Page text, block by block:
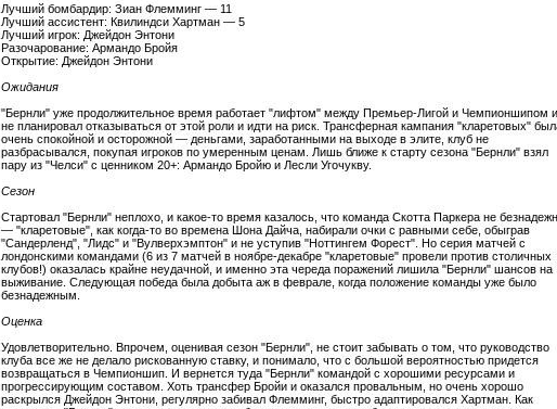
Лучший бомбардир: Зиан Флемминг — 11
Лучший ассистент: Квилиндси Хартман — 5
Лучший игрок: Джейдон Энтони
Разочарование: Армандо Бройя
Открытие: Джейдон Энтони
Ожидания
"Бернли" уже продолжительное время работает "лифтом" между Премьер-Лигой и Чемпионшипом и
не планировал отказываться от этой роли и идти на риск. Трансферная кампания "кларетовых"
очень спокойной и осторожной — деньгами, заработанными на выходе в элите, клуб не
разбрасывался, покупая игроков по умеренным ценам. Лишь ближе к старту сезона "Бернли" взял
пару из "Челси" с ценником 20+: Армандо Бройю и Лесли Угочукву.
Сезон
Стартовал "Бернли" неплохо, и какое-то время казалось, что команда Скотта Паркера не
— "кларетовые", как когда-то во времена Шона Дайча, набирали очки с равными себе, обыграв
"Сандерленд", "Лидс" и "Вулверхэмптон" и не уступив "Ноттингем Форест". Но серия матчей с
лондонскими командами (6 из 7 матчей в ноябре-декабре "кларетовые" провели против столичных
клубов!) оказалась крайне неудачной, и именно эта череда поражений лишила "Бернли" шансов на
выживание. Следующая победа была добыта аж в феврале, когда положение команды уже было
безнадежным.
Оценка
Удовлетворительно. Впрочем, оценивая сезон "Бернли", не стоит забывать о том, что руководство
клуба все же не делало рискованную ставку, и понимало, что с большой вероятностью придется
возвращаться в Чемпионшип. И вернется туда "Бернли" командой с хорошими ресурсами и
прогрессирующим составом. Хоть трансфер Бройи и оказался провальным, но очень хорошо
раскрылся Джейдон Энтони, регулярно забивал Флемминг, быстро адаптировался Хартман. Как